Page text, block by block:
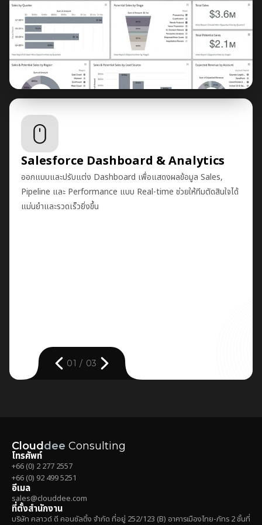
Salesforce Dashboard & Analytics
ออกแบบและปรับแต่ง Dashboard เพื่อแสดงผลข้อมูล Sales,
Pipeline และ Performance แบบ Real-time ช่วยให้ทีมตัดสินใจได้
แม่นยำและรวดเร็วยิ่งขึ้น
01 / 03
Cloud dee Consulting
โทรศัพท์
+66 (0) 2 277 2557
+66 (0) 92 499 5251
อีเมล
sales@clouddee.com
ที่ตั้งสำนักงาน
บริษัท คลาวด์ ดี คอนซัลติ้ง จำกัด ที่อยู่ 252/123 (B) อาคารเมืองไทย-ภัทร 2 ชั้นที่